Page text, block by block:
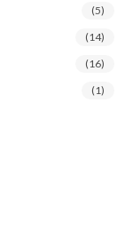
(5)
(14)
(16)
(1)